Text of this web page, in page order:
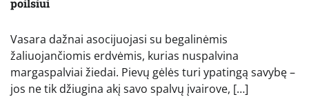
poilsiui
Vasara dažnai asocijuojasi su begalinėmis
žaliuojančiomis erdvėmis, kurias nuspalvina
margaspalviai žiedai. Pievų gėlės turi ypatingą savybę –
jos ne tik džiugina akį savo spalvų įvairove, […]